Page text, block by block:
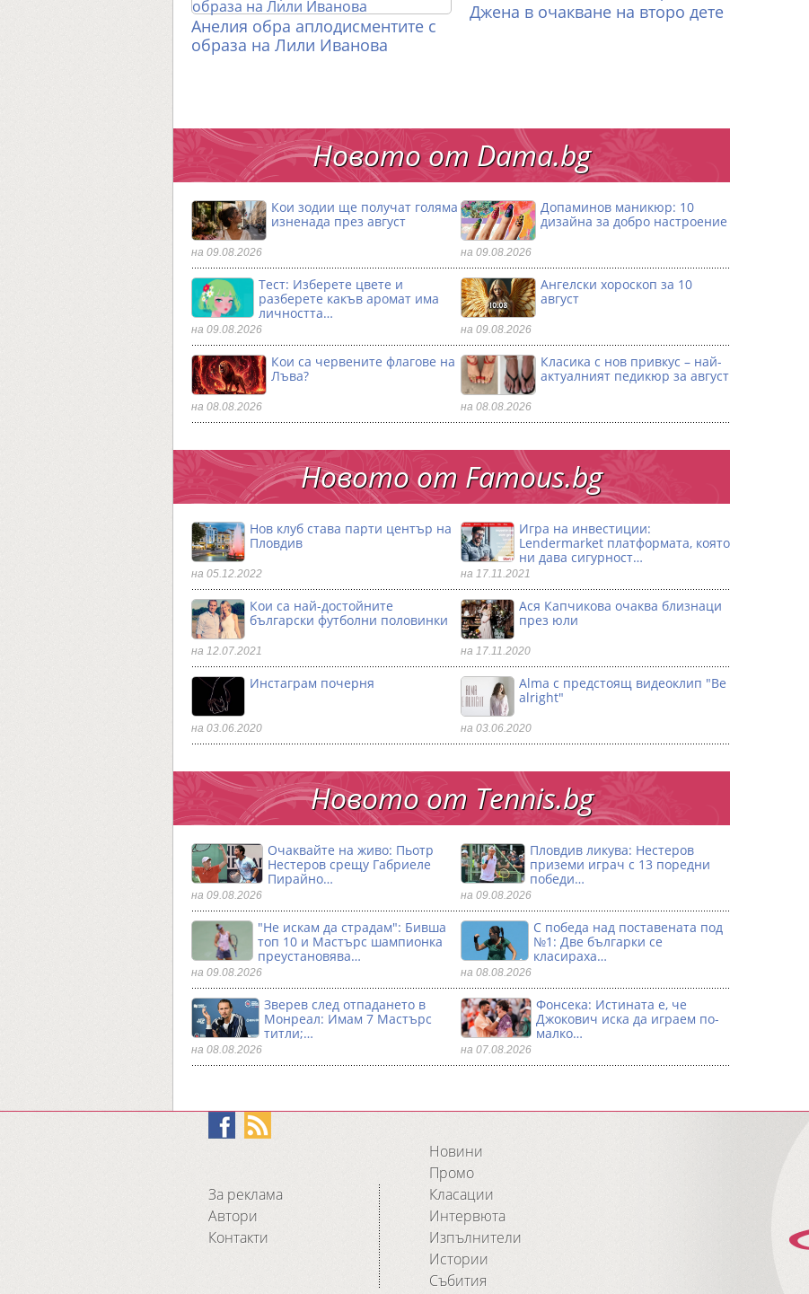
Анелия обра аплодисментите с
образа на Лили Иванова
Джена в очакване на второ дете
Новото от Dama.bg
Кои зодии ще получат голяма
изненада през август
на 09.08.2026
Допаминов маникюр: 10
дизайна за добро настроение
на 09.08.2026
Тест: Изберете цвете и
разберете какъв аромат има
личността…
на 09.08.2026
Ангелски хороскоп за 10
август
на 09.08.2026
Кои са червените флагове на
Лъва?
на 08.08.2026
Класика с нов привкус – най-
актуалният педикюр за август
на 08.08.2026
Новото от Famous.bg
Нов клуб става парти център на
Пловдив
на 05.12.2022
Игра на инвестиции:
Lendermarket платформата, която
ни дава сигурност…
на 17.11.2021
Кои са най-достойните
български футболни половинки
на 12.07.2021
Ася Капчикова очаква близнаци
през юли
на 17.11.2020
Инстаграм почерня
на 03.06.2020
Alma с предстоящ видеоклип "Be
alright"
на 03.06.2020
Новото от Тennis.bg
Очаквайте на живо: Пьотр
Нестеров срещу Габриеле
Пирайно…
на 09.08.2026
Пловдив ликува: Нестеров
приземи играч с 13 поредни
победи…
на 09.08.2026
"Не искам да страдам": Бивша
топ 10 и Мастърс шампионка
преустановява…
на 09.08.2026
С победа над поставената под
№1: Две българки се
класираха…
на 08.08.2026
Зверев след отпадането в
Монреал: Имам 7 Мастърс
титли;…
на 08.08.2026
Фонсека: Истината е, че
Джокович иска да играем по-
малко…
на 07.08.2026
За реклама
Автори
Контакти
Новини
Промо
Класации
Интервюта
Изпълнители
Истории
Събития